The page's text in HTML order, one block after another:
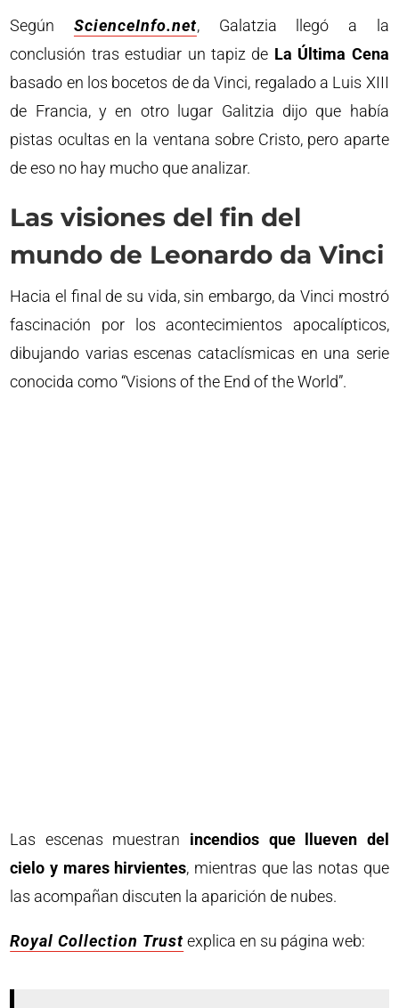
Según ScienceInfo.net, Galatzia llegó a la
conclusión tras estudiar un tapiz de La Última Cena
basado en los bocetos de da Vinci, regalado a Luis XIII
de Francia, y en otro lugar Galitzia dijo que había
pistas ocultas en la ventana sobre Cristo, pero aparte
de eso no hay mucho que analizar.
Las visiones del fin del
mundo de Leonardo da Vinci
Hacia el final de su vida, sin embargo, da Vinci mostró
fascinación por los acontecimientos apocalípticos,
dibujando varias escenas cataclísmicas en una serie
conocida como “Visions of the End of the World”.
Las escenas muestran incendios que llueven del
cielo y mares hirvientes, mientras que las notas que
las acompañan discuten la aparición de nubes.
Royal Collection Trustexplica en su página web: